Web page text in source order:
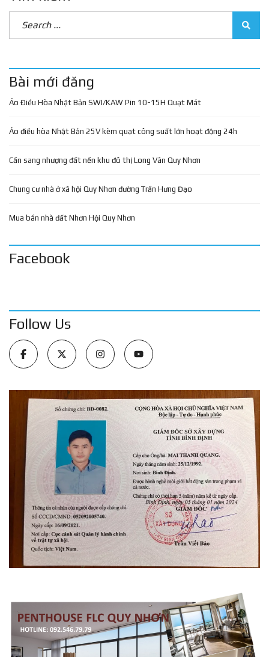
Bài mới đăng
Áo Điều Hòa Nhật Bản SWI/KAW Pin 10-15H Quạt Mát
Áo điều hòa Nhật Bản 25V kèm quạt công suất lớn hoạt động 24h
Cần sang nhượng đất nền khu đô thị Long Vân Quy Nhơn
Chung cư nhà ở xã hội Quy Nhơn đường Trần Hưng Đạo
Mua bán nhà đất Nhơn Hội Quy Nhơn
Facebook
Follow Us